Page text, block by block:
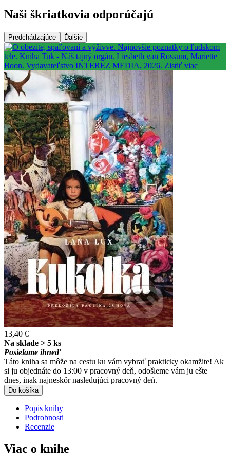
Naši škriatkovia odporúčajú
Predchádzajúce Ďalšie
13,40 €
Na sklade > 5 ks
Posielame ihneď
Táto kniha sa môže na cestu ku vám vybrať prakticky okamžite! Ak
si ju objednáte do 13:00 v pracovný deň, odošleme vám ju ešte
dnes, inak najneskôr nasledujúci pracovný deň.
Do košíka
Popis knihy
Podrobnosti
Recenzie
Viac o knihe